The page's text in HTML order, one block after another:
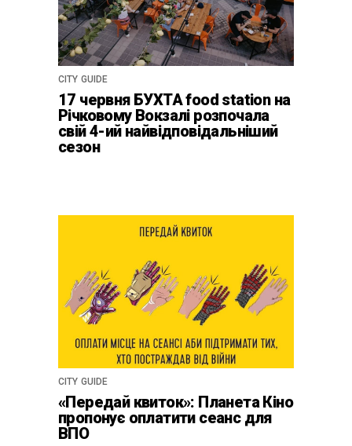
CITY GUIDE
17 червня БУХТА food station на
Річковому Вокзалі розпочала
свій 4-ий найвідповідальніший
сезон
CITY GUIDE
«Передай квиток»: Планета Кіно
пропонує оплатити сеанс для
ВПО